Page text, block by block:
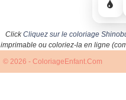
ClickCliquez sur le coloriage
imprimable ou coloriez-la en ligne
© 2026 - ColoriageEnfant.Com